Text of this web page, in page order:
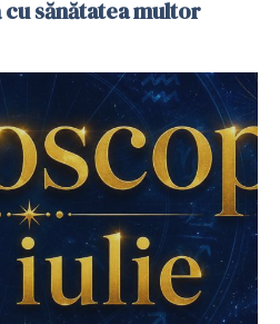
sănătatea multor